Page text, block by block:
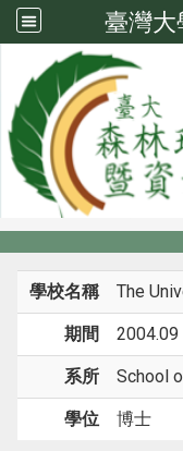
臺灣大
系所成員
系所成員
學校名稱 The
期間
系所 School
學位 博士